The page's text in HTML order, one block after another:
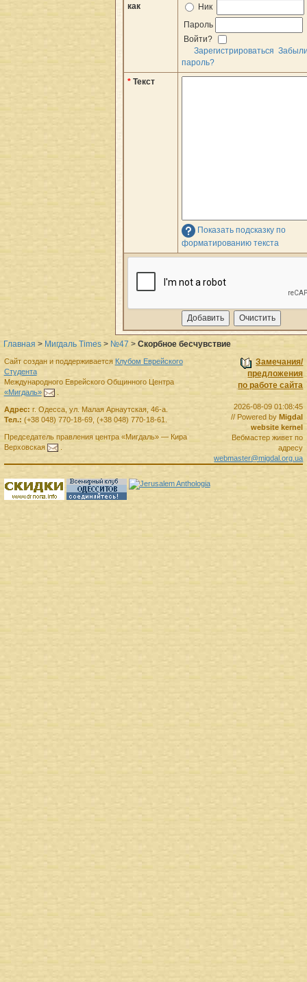
как
Ник
Пароль
Войти?
Зарегистрироваться
пароль?
* Текст
Показать подсказку по
форматированию текста
Главная > Мигдаль Times > №47 > Скорбное бесчувствие
Замечания/
предложения
по работе сайта
2026-08-09 01:08:45
// Powered by Migdal
website kernel
Вебмастер живет по
адресу
webmaster@migdal.org.ua
Сайт создан и поддерживается Клубом Еврейского
Студента
Международного Еврейского Общинного Центра
«Мигдаль»
.
Адрес: г. Одесса, ул. Малая Арнаутская, 46-а.
Тел.: (+38 048) 770-18-69, (+38 048) 770-18-61.
Председатель правленияцентра «Мигдаль»— Кира
Верховская
.